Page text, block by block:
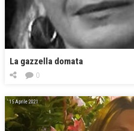
La gazzella domata
0
15 Aprile 2021